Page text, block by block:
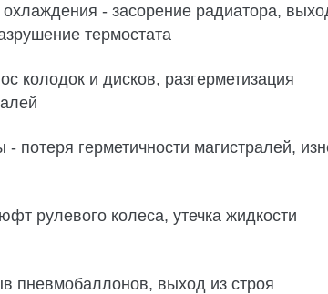
- засорение радиатора,
термостата
колодок и дисков, разгерметизация
потеря герметичности магистралей,
рулевого колеса, утечка жидкости
пневмобаллонов, выход из строя